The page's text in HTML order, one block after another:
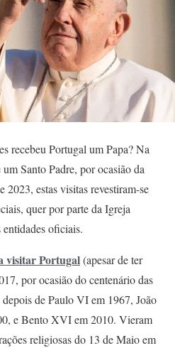
recebeu Portugal um Papa? Na
Santo Padre, por ocasião da
2023, estas visitas revestiram-se
quer por parte da Igreja
oficiais.
visitar Portugal(apesar de ter
por ocasião do centenário das
de Paulo VI em 1967, João
e Bento XVI em 2010. Vieram
religiosas do 13 de Maio em